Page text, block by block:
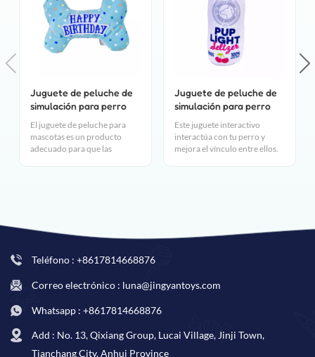
Juguete de peluche de
simulación para perro
El juguete de peluche para
mascotas es un producto
adecuado para que las
aliviar el aburrimiento y la
Juguete de peluche de
simulación para perro
Este juguete interactivo
interactúa con tu perro y
mejora el vínculo entre ellos.
Teléfono : +8617814668876
Correo electrónico : luna@jingyantoys.com
Whatsapp : +8617814668876
Add : No. 13, Qixiang Group, Lucai Village, Jinji Town,
Tianchang City, Anhui Province